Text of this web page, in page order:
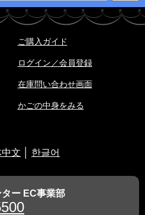
ご購入ガイド
ログイン／会員登録
在庫問い合わせ画面
かごの中身をみる
文 한글어
ー EC事業部